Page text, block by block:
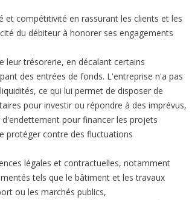
et compétitivité en rassurant les clients et les
du débiteur à honorer ses engagements
leur trésorerie, en décalant certains
des entrées de fonds. L'entreprise n'a pas
ce qui lui permet de disposer de
pour investir ou répondre à des imprévus,
pour financer les projets
protéger contre des fluctuations
légales et contractuelles, notamment
tels que le bâtiment et les travaux
ou les marchés publics,